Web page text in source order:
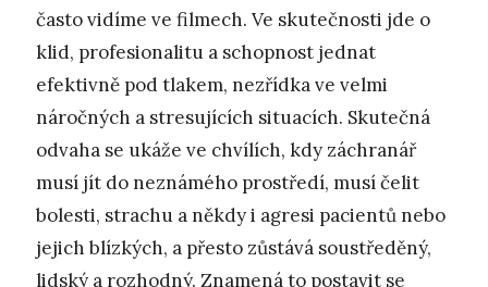
často vidíme ve filmech. Ve skutečnosti jde o
klid, profesionalitu a schopnost jednat
efektivně pod tlakem, nezřídka ve velmi
náročných a stresujících situacích. Skutečná
odvaha se ukáže ve chvílích, kdy záchranář
musí jít do neznámého prostředí, musí čelit
bolesti, strachu a někdy i agresi pacientů nebo
jejich blízkých, a přesto zůstává soustředěný,
lidský a rozhodný. Znamená to postavit se